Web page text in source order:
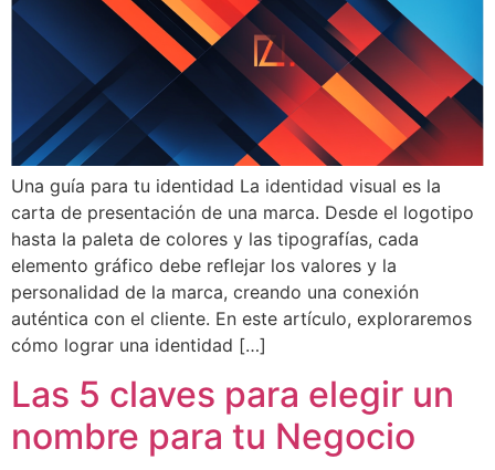
Una guía para tu identidad La identidad visual es la
carta de presentación de una marca. Desde el logotipo
hasta la paleta de colores y las tipografías, cada
elemento gráfico debe reflejar los valores y la
personalidad de la marca, creando una conexión
auténtica con el cliente. En este artículo, exploraremos
cómo lograr una identidad […]
Las 5 claves para elegir un
nombre para tu Negocio